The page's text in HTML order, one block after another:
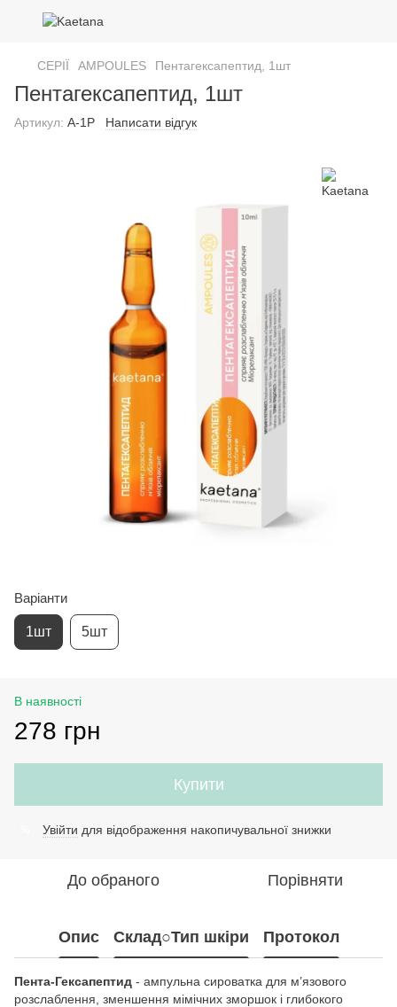
СЕРІЇ AMPOULES Пентагексапептид, 1шт
Пентагексапептид, 1шт
Артикул: A-1P Написати відгук
Варіанти
1шт 5шт
В наявності
278 грн
Купити
Увійти для відображення накопичувальної знижки
До обраного Порівняти
Опис Склад○Тип шкіри Протокол
Пента-Гексапептид - ампульна сироватка для м’язового
розслаблення, зменшення мімічних зморшок і глибокого